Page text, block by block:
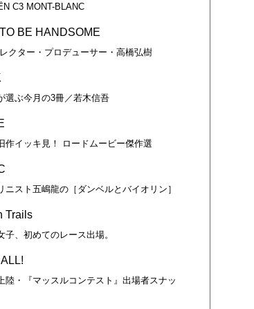
C3 MONT-BLANC
BE HANDSOME
クター・プロデューサー・高橋弘樹
選ぶ今月の3冊／若木信吾
作イッキ見！ ロードムービー傑作選
ニスト五嶋龍の［ダンベルとバイオリン］
Trails
子、初めてのレース出場。
陸・『マッスルコンテスト』出場者スナッ